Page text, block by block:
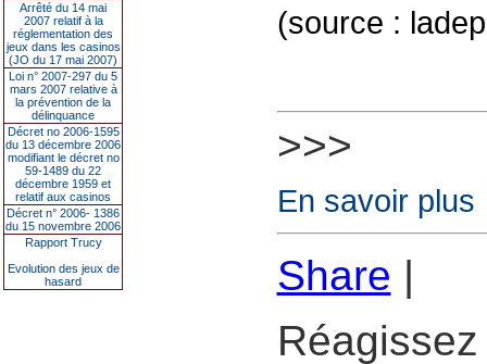
Arrêté du 14 mai
2007 relatif à la
réglementation des
jeux dans les casinos
(JO du 17 mai 2007)
Loi n° 2007-297 du 5
mars 2007 relative à
la prévention de la
délinquance
Décret no 2006-1595
du 13 décembre 2006
modifiant le décret no
59-1489 du 22
décembre 1959 et
relatif aux casinos
Décret n° 2006- 1386
du 15 novembre 2006
Rapport Trucy
Evolution des jeux de
hasard
(source :
>>>
En savoir plus
Share |